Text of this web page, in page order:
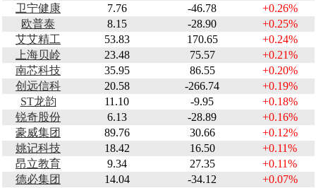
卫宁健康
7.76 -46.78
+0.26%
欧普泰
8.15 -28.90
+0.25%
艾艾精工
53.83 170.65
+0.24%
上海贝岭
23.48 75.57
+0.21%
南芯科技
35.95 86.55
+0.20%
创远信科
20.58 -266.74
+0.19%
ST龙韵
11.10 -9.95
+0.18%
锐奇股份
6.13 -28.89
+0.16%
豪威集团
89.76 30.66
+0.12%
姚记科技
18.42 16.50
+0.11%
昂立教育
9.34 27.35
+0.11%
德必集团
14.04 -34.12
+0.07%